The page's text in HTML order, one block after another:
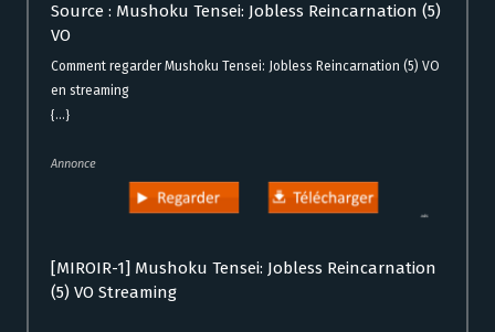
Source : Mushoku Tensei: Jobless Reincarnation (5)
VO
Comment regarder Mushoku Tensei: Jobless Reincarnation (5) VO
en streaming
{...}
Annonce
[MIROIR-1] Mushoku Tensei: Jobless Reincarnation
(5) VO Streaming